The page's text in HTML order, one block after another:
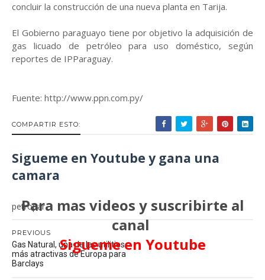
concluir la construcción de una nueva planta en Tarija.
El Gobierno paraguayo tiene por objetivo la adquisición de
gas licuado de petróleo para uso doméstico, según
reportes de IPParaguay.
Fuente: http://www.ppn.com.py/
COMPARTIR ESTO:
Sigueme en Youtube y gana una
camara
Para mas videos y suscribirte al
canal
Sigueme en Youtube
petropar
PREVIOUS
Gas Natural, una de las utilities
más atractivas de Europa para
Barclays